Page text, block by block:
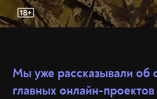
Мы уже рассказывали об
главных онлайн-